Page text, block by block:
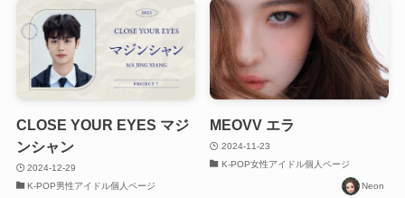
CLOSE YOUR EYES マジ
ンシャン
2024-12-29
K-POP男性アイドル個人ページ
MEOVV エラ
2024-11-23
K-POP女性アイドル個人ページ
Neon